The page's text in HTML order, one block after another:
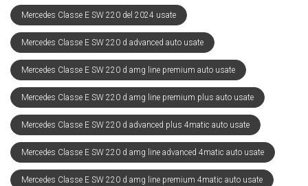
Mercedes Classe E SW 220 del 2024 usate
Mercedes Classe E SW 220 d advanced auto usate
Mercedes Classe E SW 220 d amg line premium auto usate
Mercedes Classe E SW 220 d amg line premium plus auto usate
Mercedes Classe E SW 220 d advanced plus 4matic auto usate
Mercedes Classe E SW 220 d amg line advanced 4matic auto usate
Mercedes Classe E SW 220 d amg line premium 4matic auto usate